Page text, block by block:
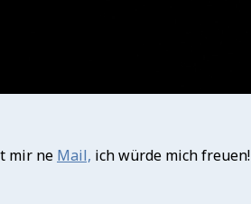
mir ne Mail, ich würde mich freuen!